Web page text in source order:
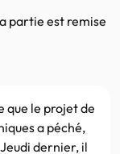
partie est remise
que le projet de
a péché,
dernier, il